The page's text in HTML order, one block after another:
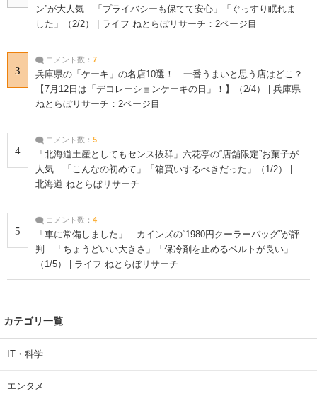
ン”が大人気 「プライバシーも保てて安心」「ぐっすり眠れま
した」（2/2） | ライフ ねとらぼリサーチ：2ページ目
3
コメント数： 7
兵庫県の「ケーキ」の名店10選！ 一番うまいと思う店はどこ？
【7月12日は「デコレーションケーキの日」！】（2/4） | 兵庫県
ねとらぼリサーチ：2ページ目
4
コメント数： 5
「北海道土産としてもセンス抜群」六花亭の“店舗限定”お菓子が
人気 「こんなの初めて」「箱買いするべきだった」（1/2） |
北海道 ねとらぼリサーチ
5
コメント数： 4
「車に常備しました」 カインズの“1980円クーラーバッグ”が評
判 「ちょうどいい大きさ」「保冷剤を止めるベルトが良い」
（1/5） | ライフ ねとらぼリサーチ
カテゴリ一覧
IT・科学
エンタメ